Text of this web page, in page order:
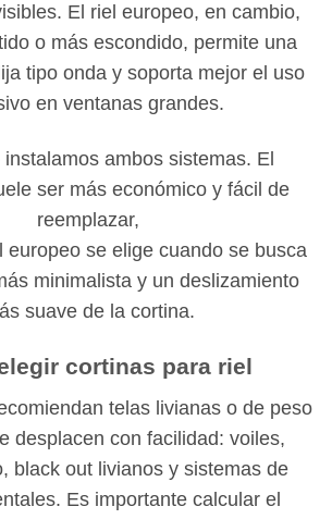
El riel europeo, en cambio,
o más escondido, permite una
tipo onda y soporta mejor el uso
en ventanas grandes.
ambos sistemas. El
ser más económico y fácil de
reemplazar,
europeo se elige cuando se busca
minimalista y un deslizamiento
suave de la cortina.
cortinas para riel
telas livianas o de peso
desplacen con facilidad: voiles,
black out livianos y sistemas de
Es importante calcular el